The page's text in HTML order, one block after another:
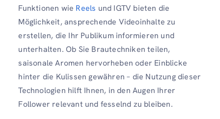
Funktionen wie Reels und IGTV bieten die
Möglichkeit, ansprechende Videoinhalte zu
erstellen, die Ihr Publikum informieren und
unterhalten. Ob Sie Brautechniken teilen,
saisonale Aromen hervorheben oder Einblicke
hinter die Kulissen gewähren – die Nutzung dieser
Technologien hilft Ihnen, in den Augen Ihrer
Follower relevant und fesselnd zu bleiben.